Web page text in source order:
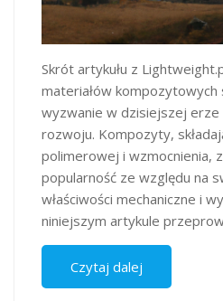
Skrót artykułu z
materiałów
wyzwanie w dzisiejszej
rozwoju. Kompozyty,
polimerowej i wzmocnienia,
popularność ze względu na
właściwości mechaniczne i
niniejszym artykule
Czytaj dalej